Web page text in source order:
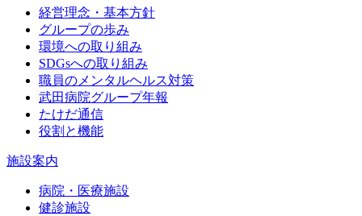
経営理念・基本方針
グループの歩み
環境への取り組み
SDGsへの取り組み
職員のメンタルヘルス対策
武田病院グループ年報
たけだ通信
役割と機能
施設案内
病院・医療施設
健診施設